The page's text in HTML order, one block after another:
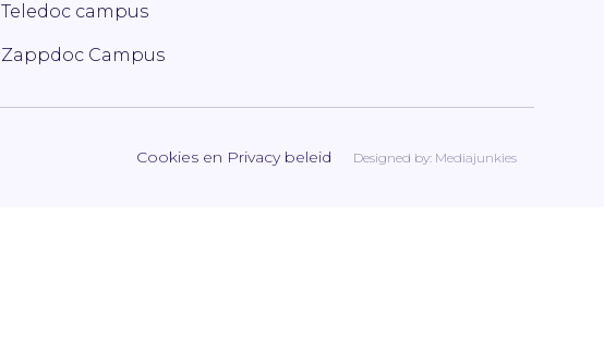
Teledoc campus
Zappdoc Campus
Cookies en Privacy beleid Designed by: Mediajunkies